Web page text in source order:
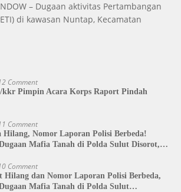
– Dugaan aktivitas Pertambangan
di kawasan Nuntap, Kecamatan
Comment
kkr Pimpin Acara Korps Raport Pindah
Comment
Hilang, Nomor Laporan Polisi Berbeda!
Mafia Tanah di Polda Sulut Disorot,
Comment
Hilang dan Nomor Laporan Polisi Berbeda,
Mafia Tanah di Polda Sulut